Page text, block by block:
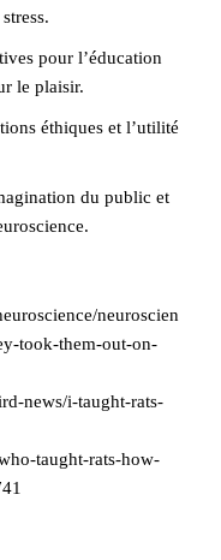
pour l’éducation
le plaisir.
éthiques et l’utilité
du public et
neuroscien
took-them-out-on-
news/i-taught-rats-
taught-rats-how-